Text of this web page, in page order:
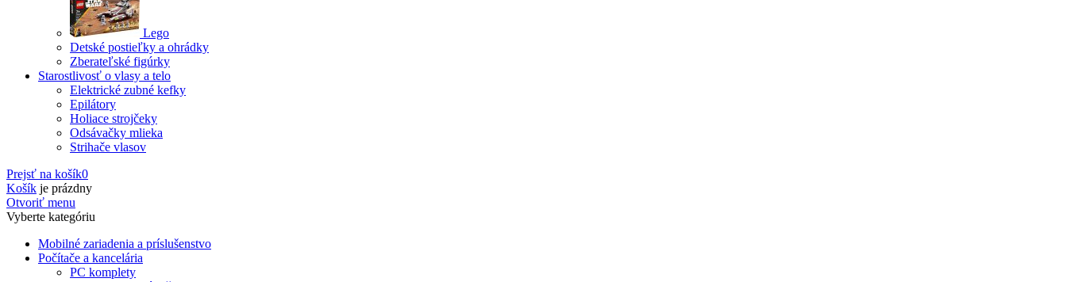
Lego
Detské postieľky a ohrádky
Zberateľské figúrky
Starostlivosť o vlasy a telo
Elektrické zubné kefky
Epilátory
Holiace strojčeky
Odsávačky mlieka
Strihače vlasov
Prejsť na košík0
Košík je prázdny
Otvoriť menu
Vyberte kategóriu
Mobilné zariadenia a príslušenstvo
Počítače a kancelária
PC komplety